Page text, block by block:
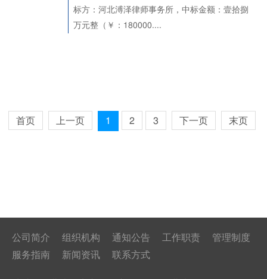
标方：河北溥泽律师事务所，中标金额：壹拾捌
万元整（￥：180000....
首页 上一页 1 2 3 下一页 末页
公司简介 组织机构 通知公告 工作职责
管理制度
服务指南
新闻资讯 联系方式